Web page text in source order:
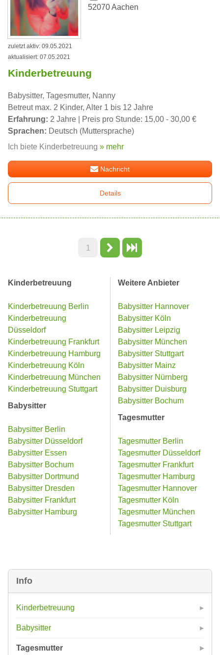
Info
Kinderbetreuung
Babysitter
Tagesmutter
52070 Aachen
zuletzt aktiv: 09.05.2021
aktualisiert: 07.05.2021
Kinderbetreuung
Babysitter, Tagesmutter, Nanny
Betreut max. 2 Kinder, Alter 1 bis 12 Jahre
Erfahrung: 2 Jahre | Preis pro Stunde: 15,00 - 30,00 €
Sprachen: Deutsch (Muttersprache)
Ich biete Kinderbetreuung » mehr
Nachricht
Details
1
Kinderbetreuung
Kinderbetreuung Berlin
Kinderbetreuung
Düsseldorf
Kinderbetreuung Frankfurt
Kinderbetreuung Hamburg
Kinderbetreuung Köln
Kinderbetreuung München
Kinderbetreuung Stuttgart
Babysitter
Babysitter Berlin
Babysitter Düsseldorf
Babysitter Essen
Babysitter Bochum
Babysitter Dortmund
Babysitter Dresden
Babysitter Frankfurt
Babysitter Hamburg
Weitere Anbieter
Babysitter Hannover
Babysitter Köln
Babysitter Leipzig
Babysitter München
Babysitter Stuttgart
Babysitter Mainz
Babysitter Nürnberg
Babysitter Duisburg
Babysitter Bochum
Tagesmutter
Tagesmutter Berlin
Tagesmutter Düsseldorf
Tagesmutter Frankfurt
Tagesmutter Hamburg
Tagesmutter Hannover
Tagesmutter Köln
Tagesmutter München
Tagesmutter Stuttgart